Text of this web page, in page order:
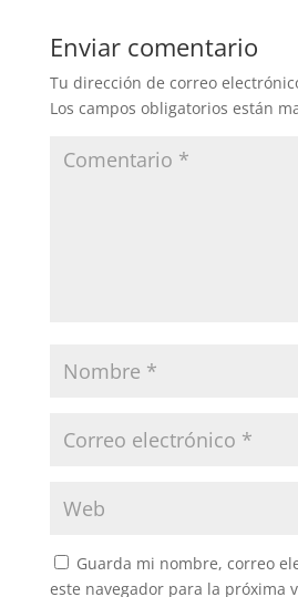
Enviar comentario
Tu dirección de correo
Los campos obligatorios están
Guarda mi nombre, correo
este navegador para la próxima